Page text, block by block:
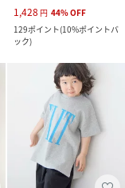
1,428 円 44%OFF
129ポイント(10%ポイントバ
ック)